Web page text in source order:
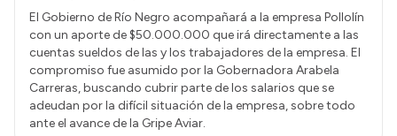
El Gobierno de Río Negro acompañará a la empresa Pollolín
con un aporte de $50.000.000 que irá directamente a las
cuentas sueldos de las y los trabajadores de la empresa. El
compromiso fue asumido por la Gobernadora Arabela
Carreras, buscando cubrir parte de los salarios que se
adeudan por la difícil situación de la empresa, sobre todo
ante el avance de la Gripe Aviar.